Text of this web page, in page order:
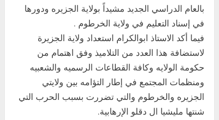
بالعام الدراسي الجديد مشيداً بولاية الجزيره ودورها
في إسناد التعليم في ولاية الخرطوم .
فيما أكد الاستاذ ابوالكرام استعداد ولاية الجزيرة
لاستضافة هذا العدد من التلاميذ وفق اهتمام من
حكومة الولايه وكافة القطاعات الرسميه والشعبيه
ومنظمات المجتمع في إطار التؤامه بين ولايتي
الجزيره والخرطوم والتي تضررت بسبب الحرب التي
شنتها مليشيا ال دقلو الإرهابية.
اخر الاخبار
وزير التربية والتعليم بالولاية يدشن ورشة
تأهيل معلمي مادة اللغة الإنجليزية بمحلية
ودمدني الكبرى
أغسطس 3, 2026
4
اخر الاخبار الاخبار
مدير إدارة الجودة و التطوير الإداري
بوزارة التربية تشارك الملتقي التنسيقي
الأول لمديري الجودة بالولايات
يوليو 29, 2026